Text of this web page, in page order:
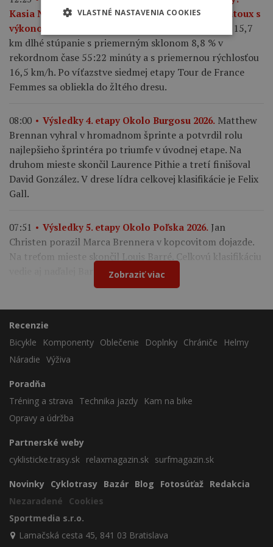
Kasia Niewiadoma ovládla legendárny Mont Ventoux s
výkonom 5,3 W/kg.
Poľská pretekárka absolvovala 15,7
km dlhé stúpanie s priemerným sklonom 8,8 % v
rekordnom čase 55:22 minúty a s priemernou rýchlosťou
16,5 km/h. Po víťazstve siedmej etapy Tour de France
Femmes sa obliekla do žltého dresu.
08:00 Výsledky 4. etapy Okolo Burgosu 2026. Matthew
Brennan vyhral v hromadnom šprinte a potvrdil rolu
najlepšieho šprintéra po triumfe v úvodnej etape. Na
druhom mieste skončil Laurence Pithie a tretí finišoval
David González. V drese lídra celkovej klasifikácie je Felix
Gall.
07:51 Výsledky 5. etapy Okolo Poľska 2026. Jan
Christen porazil Marca Brennera v kopcovitom dojazde.
Na treťom mieste skončil Louis Barré. Celkovú klasifikáciu
vedie aj naďalej Bart Lemmen.
Zobraziť viac
Recenzie
Bicykle
Komponenty Oblečenie Doplnky Chrániče
Helmy
Náradie Výživa
Poradňa
Tréning a strava
Technika jazdy
Kam na bike
Opravy a údržba
Partnerské weby
cyklisticke.trasy.sk relaxmagazin.sk surfmagazin.sk
Novinky Cyklotrasy Bazár Blog Fotosúťaž Redakcia
Nezaradené
Cookies
Sportmedia s.r.o.
Lamačská cesta 45, 841 03 Bratislava
VLASTNÉ NASTAVENIA COOKIES